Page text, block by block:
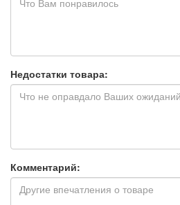
Недостатки товара:
Комментарий: